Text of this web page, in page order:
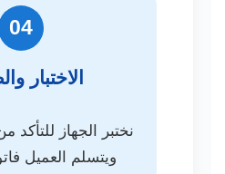
04
الاختبار
نختبر الجهاز للتأكد
ويتسلم العميل